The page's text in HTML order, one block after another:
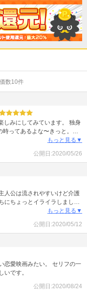
数10件
しみにしてみています。 独身
ってあるよな〜きっと。愛
ぞ楽しいだろうなぁと勝手
もっと見る▼
公開日:2020/05/26
人公は流されやすいけど介護
にちょっとイライラしました
もっと見る▼
公開日:2020/05/12
恋愛映画みたい。 セリフの一
いです。
公開日:2020/08/24